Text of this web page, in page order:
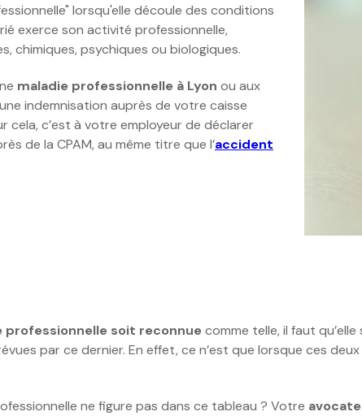
lorsqu'elle découle des conditions
exerce son activité professionnelle,
chimiques, psychiques ou biologiques.
maladie professionnelle à Lyon ou aux
indemnisation auprès de votre caisse
cela, c’est à votre employeur de déclarer
de la CPAM, au même titre que l’accident
professionnelle soit reconnue comme telle, il faut
par ce dernier. En effet, ce n’est que lorsque ces
ne figure pas dans ce tableau ? Votre avocate